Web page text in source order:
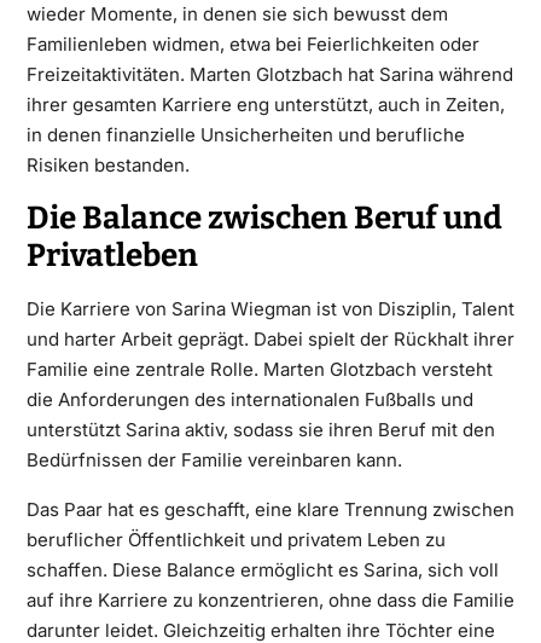
wieder Momente, in denen sie sich bewusst dem
Familienleben widmen, etwa bei Feierlichkeiten oder
Freizeitaktivitäten. Marten Glotzbach hat Sarina während
ihrer gesamten Karriere eng unterstützt, auch in Zeiten,
in denen finanzielle Unsicherheiten und berufliche
Risiken bestanden.
Die Balance zwischen Beruf und
Privatleben
Die Karriere von Sarina Wiegman ist von Disziplin, Talent
und harter Arbeit geprägt. Dabei spielt der Rückhalt ihrer
Familie eine zentrale Rolle. Marten Glotzbach versteht
die Anforderungen des internationalen Fußballs und
unterstützt Sarina aktiv, sodass sie ihren Beruf mit den
Bedürfnissen der Familie vereinbaren kann.
Das Paar hat es geschafft, eine klare Trennung zwischen
beruflicher Öffentlichkeit und privatem Leben zu
schaffen. Diese Balance ermöglicht es Sarina, sich voll
auf ihre Karriere zu konzentrieren, ohne dass die Familie
darunter leidet. Gleichzeitig erhalten ihre Töchter eine